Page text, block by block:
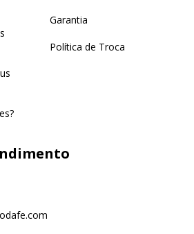
Garantia
Política de Troca